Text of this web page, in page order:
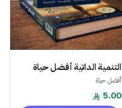
التنمية الداتية أفضل حياة
أفضل حياة
5.00